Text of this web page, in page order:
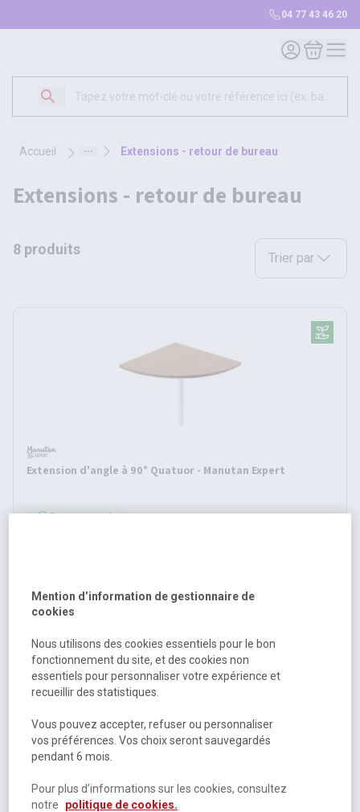
04 77 43 46 20
Mon compte
Mon
accueil extensions - retour de bureau
extensions - retour de bureau
8 produits
Trier par
Extension d'angle à 90° Quatuor - Manutan Expert
Sur commande
Pied renfort réglable bureaux Quatuor - Manutan Expert
Sur commande
Mention d’information de gestionnaire de
cookies
Nous utilisons des cookies essentiels pour le bon
fonctionnement du site, et des cookies non
essentiels pour personnaliser votre expérience et
recueillir des statistiques.
Vous pouvez accepter, refuser ou personnaliser
vos préférences. Vos choix seront sauvegardés
pendant 6 mois.
Pour plus d’informations sur les cookies, consultez
notre
politique de cookies.